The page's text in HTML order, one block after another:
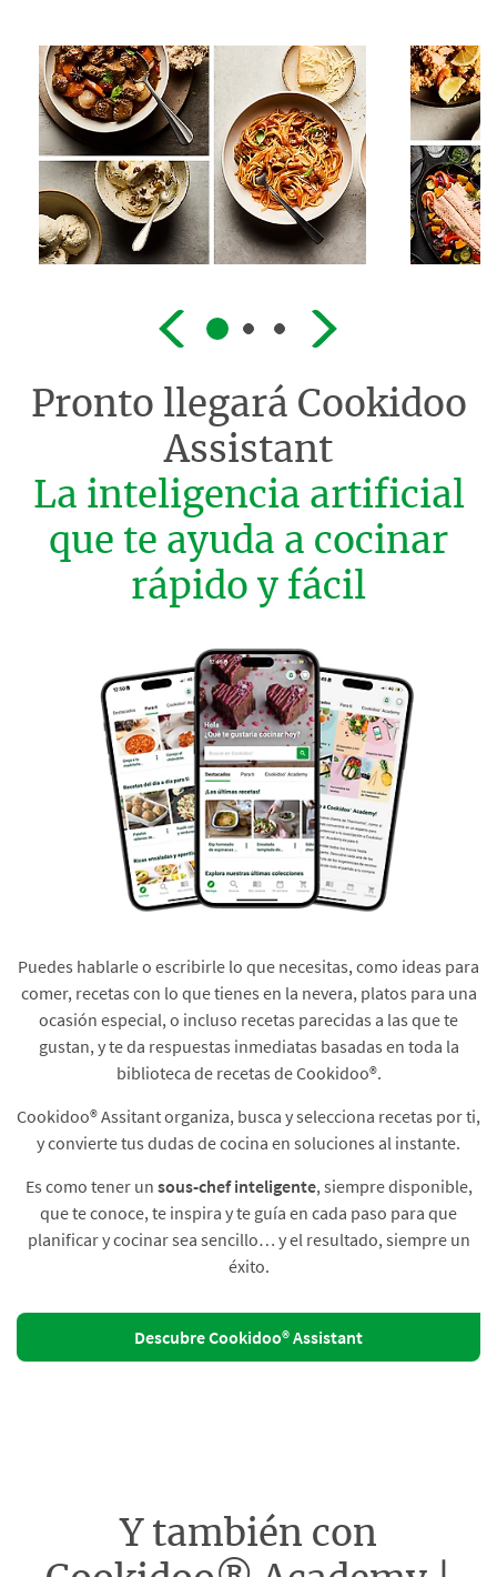
Pronto llegará Cookidoo
Assistant
La inteligencia artificial
que te ayuda a cocinar
rápido y fácil
Puedes hablarle o escribirle lo que necesitas, como ideas para
comer, recetas con lo que tienes en la nevera, platos para una
ocasión especial, o incluso recetas parecidas a las que te
gustan, y te da respuestas inmediatas basadas en toda la
biblioteca de recetas de Cookidoo®.​
Cookidoo® Assitant organiza, busca y selecciona recetas por ti,
y convierte tus dudas de cocina en soluciones al instante.​
Es como tener un sous-chef inteligente, siempre disponible,
que te conoce, te inspira y te guía en cada paso para que
planificar y cocinar sea sencillo… y el resultado, siempre un
éxito.
Descubre Cookidoo® Assistant
Y también con